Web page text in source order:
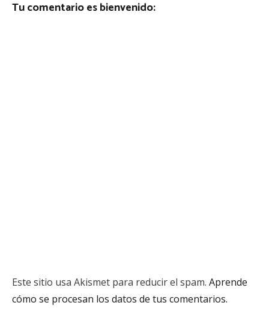
Tu comentario es bienvenido:
Este sitio usa Akismet para reducir el spam. Aprende
cómo se procesan los datos de tus comentarios.